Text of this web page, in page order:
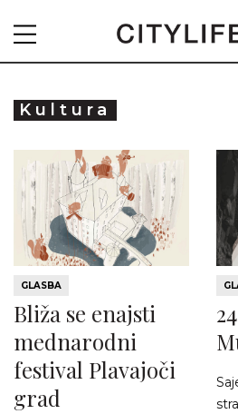
Kultura
GLASBA
Bliža se enajsti
mednarodni
festival Plavajoči
grad